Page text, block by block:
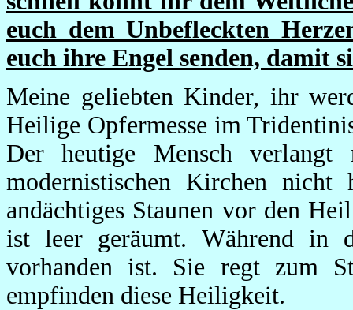
euch dem Unbefleckten
euch ihre Engel senden, damit
Meine geliebten Kinder, ihr
Heilige Opfermesse im
Der heutige Mensch
modernistischen Kirchen
andächtiges Staunen vor den
ist leer geräumt. Während in
vorhanden ist. Sie regt zum
empfinden diese Heiligkeit.